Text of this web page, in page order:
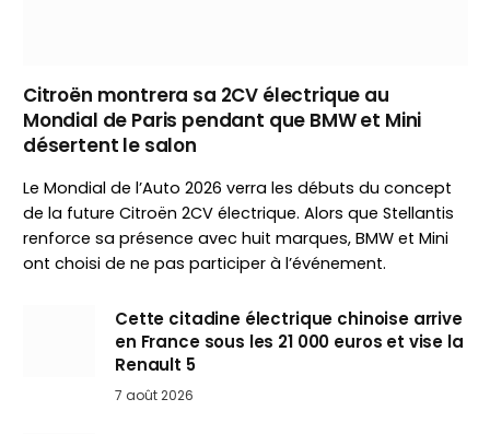
Citroën montrera sa 2CV électrique au
Mondial de Paris pendant que BMW et Mini
désertent le salon
Le Mondial de l’Auto 2026 verra les débuts du concept
de la future Citroën 2CV électrique. Alors que Stellantis
renforce sa présence avec huit marques, BMW et Mini
ont choisi de ne pas participer à l’événement.
Cette citadine électrique chinoise arrive
en France sous les 21 000 euros et vise la
Renault 5
7 août 2026